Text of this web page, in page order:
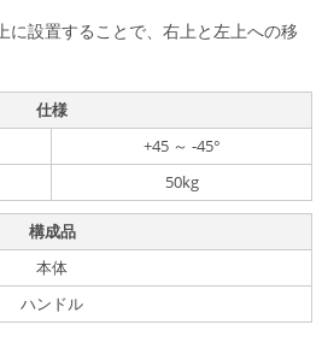
に設置することで、右上と左上への移
仕様
+45 ～ -45°
50kg
構成品
本体
ハンドル